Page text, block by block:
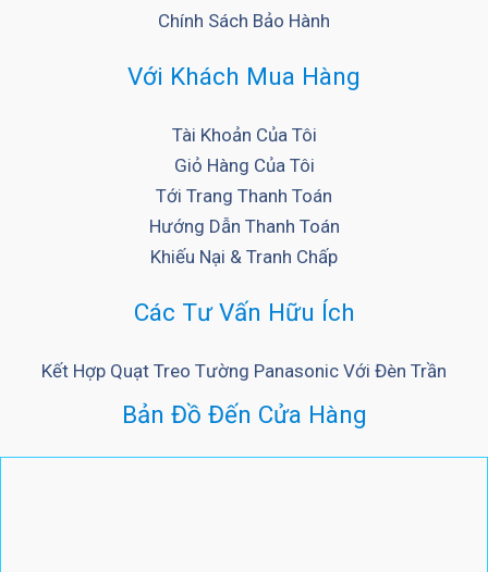
Chính Sách Bảo Hành
Với Khách Mua Hàng
Tài Khoản Của Tôi
Giỏ Hàng Của Tôi
Tới Trang Thanh Toán
Hướng Dẫn Thanh Toán
Khiếu Nại & Tranh Chấp
Các Tư Vấn Hữu Ích
Kết Hợp Quạt Treo Tường Panasonic Với Đèn Trần
Bản Đồ Đến Cửa Hàng